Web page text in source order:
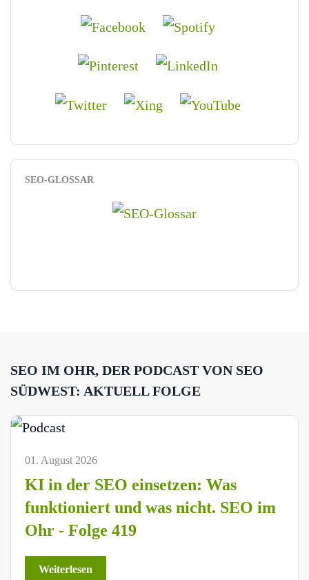
SEO-GLOSSAR
SEO IM OHR, DER PODCAST VON SEO
SÜDWEST: AKTUELL FOLGE
01. August 2026
KI in der SEO einsetzen: Was
funktioniert und was nicht. SEO im
Ohr - Folge 419
Weiterlesen